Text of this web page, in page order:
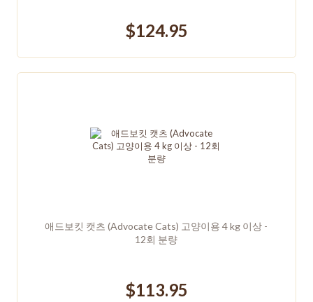
$124.95
애드보킷 캣츠 (Advocate Cats) 고양이용 4 kg 이상 -
12회 분량
$113.95